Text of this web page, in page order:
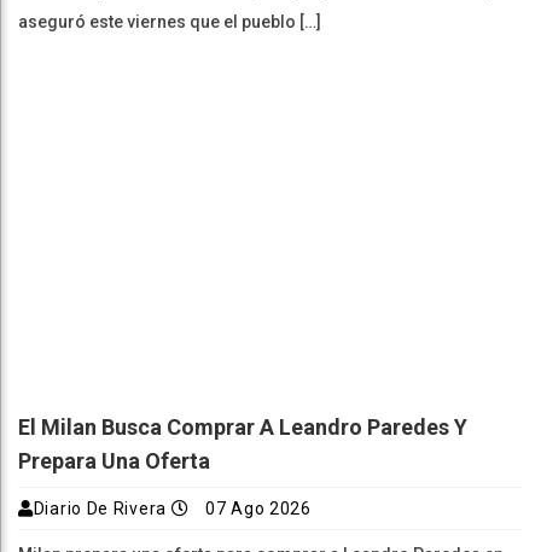
aseguró este viernes que el pueblo […]
El Milan Busca Comprar A Leandro Paredes Y
Prepara Una Oferta
Diario De Rivera 07 Ago 2026